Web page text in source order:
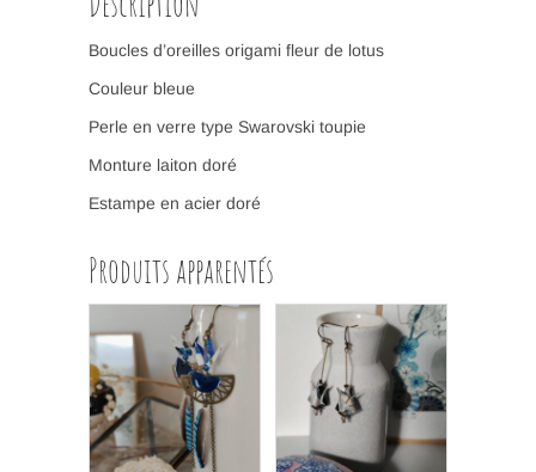
Boucles d’oreilles origami fleur de lotus
Couleur bleue
Perle en verre type Swarovski toupie
Monture laiton doré
Estampe en acier doré
Produits apparentés